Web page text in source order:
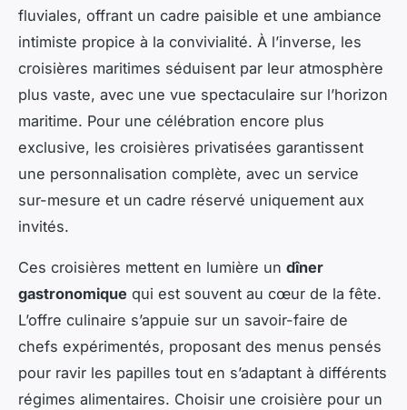
fluviales, offrant un cadre paisible et une ambiance
intimiste propice à la convivialité. À l’inverse, les
croisières maritimes séduisent par leur atmosphère
plus vaste, avec une vue spectaculaire sur l’horizon
maritime. Pour une célébration encore plus
exclusive, les croisières privatisées garantissent
une personnalisation complète, avec un service
sur-mesure et un cadre réservé uniquement aux
invités.
Ces croisières mettent en lumière un dîner
gastronomique qui est souvent au cœur de la fête.
L’offre culinaire s’appuie sur un savoir-faire de
chefs expérimentés, proposant des menus pensés
pour ravir les papilles tout en s’adaptant à différents
régimes alimentaires. Choisir une croisière pour un